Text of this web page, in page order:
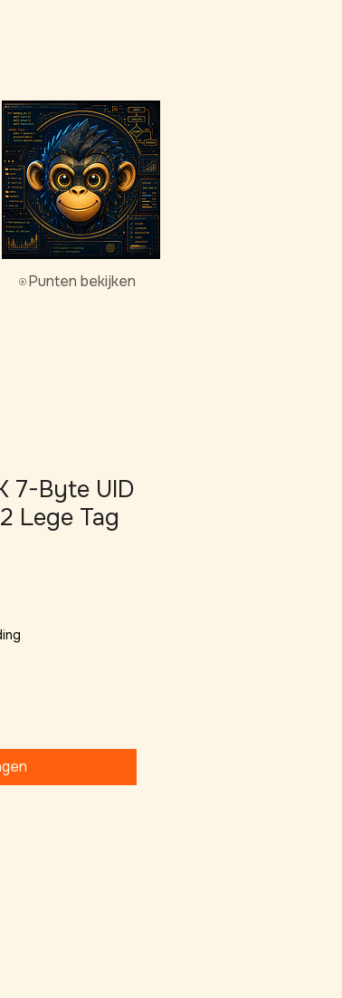
Punten bekijken
7-Byte UID
Lege Tag